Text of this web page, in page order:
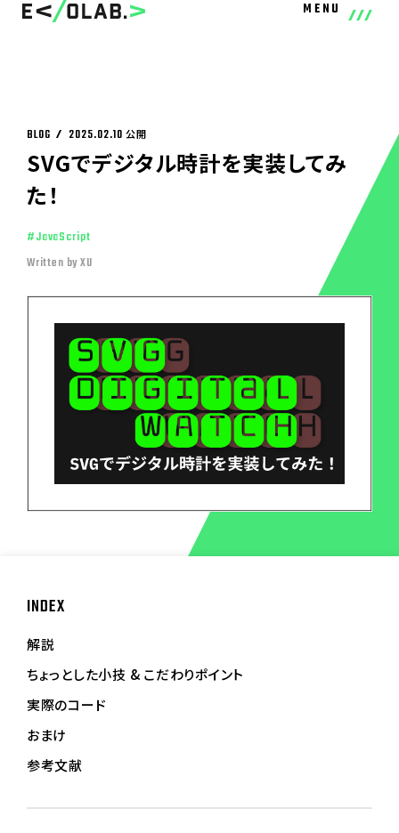
MENU
BLOG 2025.02.10 公開
SVGでデジタル時計を実装してみ
た！
#JavaScript
Written by XU
INDEX
解説
ちょっとした小技 & こだわりポイント
実際のコード
おまけ
参考文献